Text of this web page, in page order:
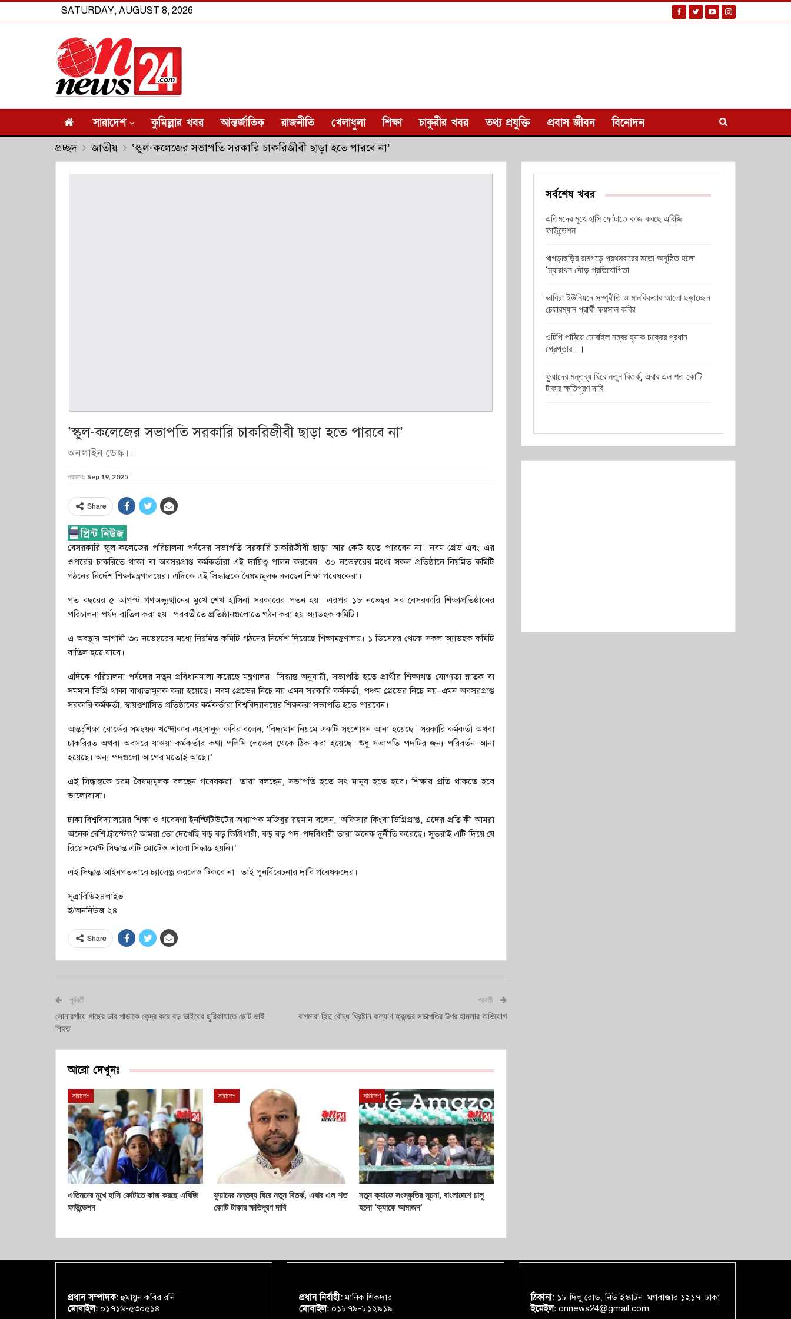
SATURDAY, AUGUST 8, 2026
সারাদেশ কুমিল্লার খবর আন্তর্জাতিক রাজনীতি খেলাধুলা শিক্ষা চাকুরীর খবর তথ্য প্রযুক্তি প্রবাস জীবন বিনোদন
প্রচ্ছদ জাতীয় ‘স্কুল-কলেজের সভাপতি সরকারি চাকরিজীবী ছাড়া হতে পারবে না’
‘স্কুল-কলেজের সভাপতি সরকারি চাকরিজীবী ছাড়া হতে পারবে না’
অনলাইন ডেস্ক।।
প্রকাশঃ Sep 19, 2025
Share
বেসরকারি স্কুল-কলেজের পরিচালনা পর্ষদের সভাপতি সরকারি চাকরিজীবী ছাড়া আর কেউ হতে পারবেন না। নবম গ্রেড এবং এর
ওপরের চাকরিতে থাকা বা অবসরপ্রাপ্ত কর্মকর্তারা এই দায়িত্ব পালন করবেন। ৩০ নভেম্বরের মধ্যে সকল প্রতিষ্ঠানে নিয়মিত কমিটি
গঠনের নির্দেশ শিক্ষামন্ত্রণালয়ের। এদিকে এই সিদ্ধান্তকে বৈষম্যমূলক বলছেন শিক্ষা গবেষকেরা।
গত বছরের ৫ আগস্ট গণঅভ্যুত্থানের মুখে শেখ হাসিনা সরকারের পতন হয়। এরপর ১৮ নভেম্বর সব বেসরকারি শিক্ষাপ্রতিষ্ঠানের
পরিচালনা পর্ষদ বাতিল করা হয়। পরবর্তীতে প্রতিষ্ঠানগুলোতে গঠন করা হয় অ্যাডহক কমিটি।
এ অবস্থায় আগামী ৩০ নভেম্বরের মধ্যে নিয়মিত কমিটি গঠনের নির্দেশ দিয়েছে শিক্ষামন্ত্রণালয়। ১ ডিসেম্বর থেকে সকল অ্যাডহক কমিটি
বাতিল হয়ে যাবে।
এদিকে পরিচালনা পর্ষদের নতুন প্রবিধানমালা করেছে মন্ত্রণালয়। সিদ্ধান্ত অনুযায়ী, সভাপতি হতে প্রার্থীর শিক্ষাগত যোগ্যতা স্নাতক বা
সমমান ডিগ্রি থাকা বাধ্যতামূলক করা হয়েছে। নবম গ্রেডের নিচে নয় এমন সরকারি কর্মকর্তা, পঞ্চম গ্রেডের নিচে নয়–এমন অবসরপ্রাপ্ত
সরকারি কর্মকর্তা, স্বায়ত্তশাসিত প্রতিষ্ঠানের কর্মকর্তারা বিশ্ববিদ্যালয়ের শিক্ষকরা সভাপতি হতে পারবেন।
আন্তঃশিক্ষা বোর্ডের সমন্বয়ক খন্দোকার এহসানুল কবির বলেন, ‘বিদ্যমান নিয়মে একটি সংশোধন আনা হয়েছে। সরকারি কর্মকর্তা অথবা
চাকরিরত অথবা অবসরে যাওয়া কর্মকর্তার কথা পলিসি লেভেল থেকে ঠিক করা হয়েছে। শুধু সভাপতি পদটির জন্য পরিবর্তন আনা
হয়েছে। অন্য পদগুলো আগের মতোই আছে।’
এই সিদ্ধান্তকে চরম বৈষম্যমূলক বলছেন গবেষকরা। তারা বলছেন, সভাপতি হতে সৎ মানুষ হতে হবে। শিক্ষার প্রতি থাকতে হবে
ভালোবাসা।
ঢাকা বিশ্ববিদ্যালয়ের শিক্ষা ও গবেষণা ইনস্টিটিউটের অধ্যাপক মজিবুর রহমান বলেন, ‘অফিসার কিংবা ডিগ্রিপ্রাপ্ত, এদের প্রতি কী আমরা
অনেক বেশি ট্রাস্টেড? আমরা তো দেখেছি বড় বড় ডিগ্রিধারী, বড় বড় পদ-পদবিধারী তারা অনেক দুর্নীতি করেছে। সুতরাই এটি দিয়ে যে
রিপ্লেসমেন্ট সিদ্ধান্ত এটি মোটেও ভালো সিদ্ধান্ত হয়নি।’
এই সিদ্ধান্ত আইনগতভাবে চ্যালেঞ্জ করলেও টিকবে না। তাই পুনর্বিবেচনার দাবি গবেষকদের।
সূত্র:বিডি২৪লাইভ
ই/অননিউজ ২৪
Share
পূর্ববর্তী
সোনারগাঁয়ে গাছের ডাব পাড়াকে কেন্দ্র করে বড় ভাইয়ের ছুরিকাঘাতে ছোট ভাই
নিহত
পরবর্তী
বাগমারা হিন্দু বৌদ্ধ খ্রিষ্টান কল্যাণ ফ্রন্ডের সভাপতির উপর হামলার অভিযোগ
আরো দেখুনঃ
সারাদেশ
এতিমদের মুখে হাসি ফোটাতে কাজ করছে এবিজি
ফাউন্ডেশন
সারাদেশ
ফুয়াদের মন্তব্য ঘিরে নতুন বিতর্ক, এবার এল শত
কোটি টাকার ক্ষতিপূরণ দাবি
সারাদেশ
নতুন ক্যাফে সংস্কৃতির সূচনা, বাংলাদেশে চালু
হলো ‘ক্যাফে আমাজন’
সর্বশেষ খবর
এতিমদের মুখে হাসি ফোটাতে কাজ করছে এবিজি
ফাউন্ডেশন
খাগড়াছড়ির রামগড়ে প্রথমবারের মতো অনুষ্ঠিত হলো
‘ম্যারাথন দৌড় প্রতিযোগিতা
ভাবিচা ইউনিয়নে সম্প্রীতি ও মানবিকতার আলো ছড়াচ্ছেন
চেয়ারম্যান প্রার্থী ফয়সাল কবির
ওটিপি পাঠিয়ে মোবাইল নম্বর হ্যাক চক্রের প্রধান
গ্রেপ্তার।।
ফুয়াদের মন্তব্য ঘিরে নতুন বিতর্ক, এবার এল শত কোটি
টাকার ক্ষতিপূরণ দাবি
প্রধান সম্পাদক:হুমায়ুন কবির রনি
মোবাইল: ০১৭১৬-৫৩০৫১৪
প্রধান নির্বাহী:মানিক শিকদার
মোবাইল: ০১৮৭৯-৮১২৯১৯
ঠিকানা:১৮ দিলু রোড, নিউ ইস্কাটন, মগবাজার ১২১৭, ঢাকা
ইমেইল:onnews24@gmail.com